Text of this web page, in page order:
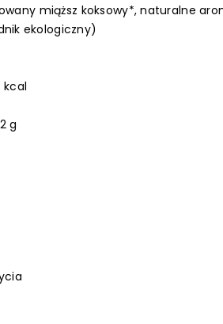
miąższ koksowy*, naturalne
ekologiczny)
kcal
g